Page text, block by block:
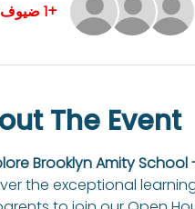
+1 ضيوف آخرين
The Event
Brooklyn Amity
the exceptional